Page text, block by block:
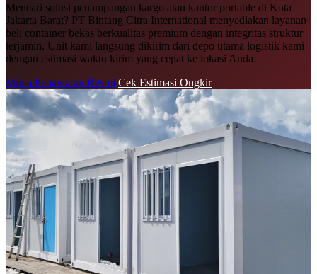
Mencari solusi penampangan kargo atau kantor portable di Kota
Jakarta Barat? PT Bintang Citra International menyediakan layanan
beli container bekas berkualitas premium dengan integritas struktur
terjamin. Unit kami langsung dikirim dari depo utama logistik kami
dengan estimasi waktu kirim yang cepat ke lokasi Anda.
Minta Penawaran Resmi Cek Estimasi Ongkir